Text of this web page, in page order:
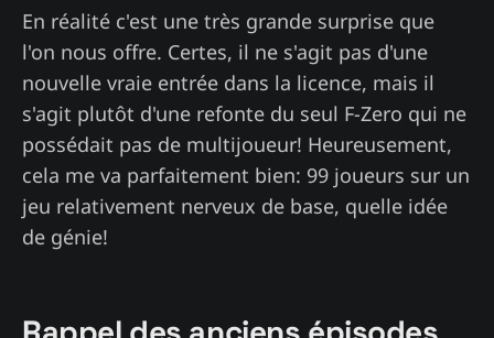
En réalité c'est une très grande surprise que
l'on nous offre. Certes, il ne s'agit pas d'une
nouvelle vraie entrée dans la licence, mais il
s'agit plutôt d'une refonte du seul F-Zero qui ne
possédait pas de multijoueur! Heureusement,
cela me va parfaitement bien: 99 joueurs sur un
jeu relativement nerveux de base, quelle idée
de génie!